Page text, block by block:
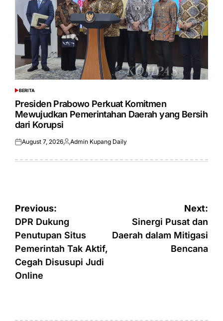
POSTED
IN
BERITA
Presiden Prabowo Perkuat Komitmen
Mewujudkan Pemerintahan Daerah yang Bersih
dari Korupsi
Posted
August 7, 2026Posted
Admin Kupang Daily
Post
navigation
Previous:
DPR Dukung
Penutupan Situs
Pemerintah Tak Aktif,
Cegah Disusupi Judi
Online
Next:
Sinergi Pusat dan
Daerah dalam Mitigasi
Bencana